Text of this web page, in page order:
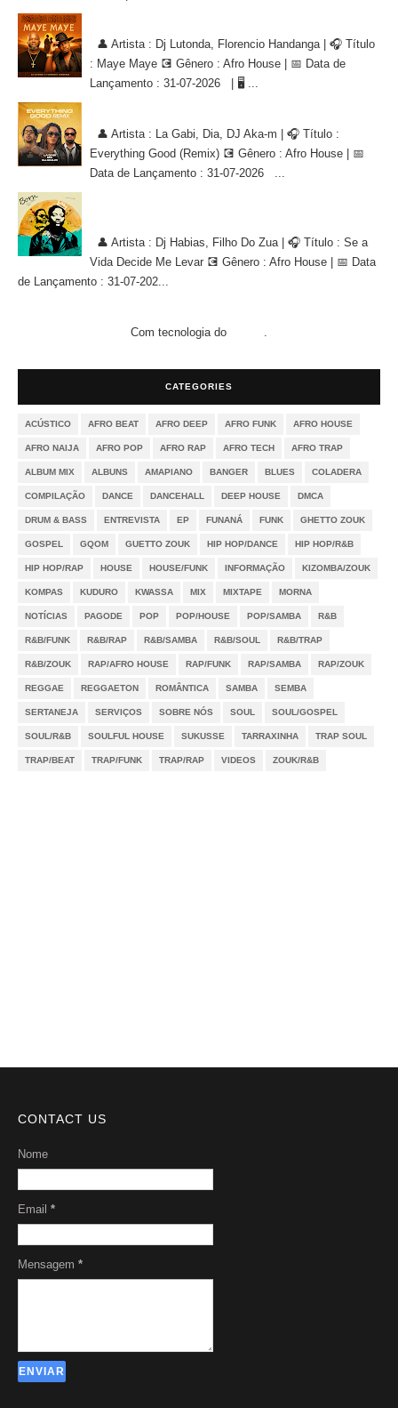
👤 Artista : Dj Lutonda, Florencio Handanga | 🎧 Título
: Maye Maye 💽 Gênero : Afro House | 📅 Data de
Lançamento : 31-07-2026 | 🖥 ...
👤 Artista : La Gabi, Dia, DJ Aka-m | 🎧 Título :
Everything Good (Remix) 💽 Gênero : Afro House | 📅
Data de Lançamento : 31-07-2026 ...
👤 Artista : Dj Habias, Filho Do Zua | 🎧 Título : Se a
Vida Decide Me Levar 💽 Gênero : Afro House | 📅 Data
de Lançamento : 31-07-202...
Com tecnologia do .
CATEGORIES
ACÚSTICO AFRO BEAT AFRO DEEP AFRO FUNK AFRO HOUSE
AFRO NAIJA AFRO POP AFRO RAP AFRO TECH AFRO TRAP
ALBUM MIX ALBUNS AMAPIANO BANGER BLUES COLADERA
COMPILAÇÃO DANCE DANCEHALL DEEP HOUSE DMCA
DRUM & BASS ENTREVISTA EP FUNANÁ FUNK GHETTO ZOUK
GOSPEL GQOM GUETTO ZOUK HIP HOP/DANCE HIP HOP/R&B
HIP HOP/RAP HOUSE HOUSE/FUNK INFORMAÇÃO KIZOMBA/ZOUK
KOMPAS KUDURO KWASSA MIX MIXTAPE MORNA
NOTÍCIAS PAGODE POP POP/HOUSE POP/SAMBA R&B
R&B/FUNK R&B/RAP R&B/SAMBA R&B/SOUL R&B/TRAP
R&B/ZOUK RAP/AFRO HOUSE RAP/FUNK RAP/SAMBA RAP/ZOUK
REGGAE REGGAETON ROMÂNTICA SAMBA SEMBA
SERTANEJA SERVIÇOS SOBRE NÓS SOUL SOUL/GOSPEL
SOUL/R&B SOULFUL HOUSE SUKUSSE TARRAXINHA TRAP SOUL
TRAP/BEAT TRAP/FUNK TRAP/RAP VIDEOS ZOUK/R&B
CONTACT US
Nome
Email *
Mensagem *